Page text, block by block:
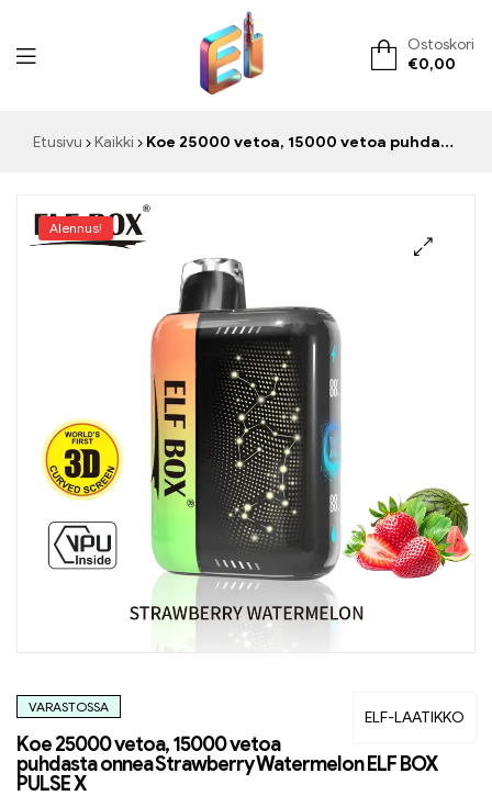
ElementVape.de
Ostoskori
€0,00
Etusivu Kaikki Koe 25000 vetoa, 15000 vetoa puhdasta onnea Strawberry Watermelon ELF BOX PULSE X
Alennus!
ELF-LAATIKKO
VARASTOSSA
Koe 25000 vetoa, 15000 vetoa
puhdasta onnea Strawberry Watermelon ELF BOX
PULSE X